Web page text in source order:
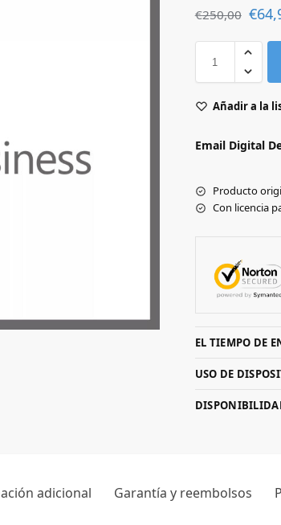
€250,00 €
Añadir a la
Email Digital
Producto
Con licencia
EL TIEMPO DE
USO DE
adicional Garantía y reembolsos